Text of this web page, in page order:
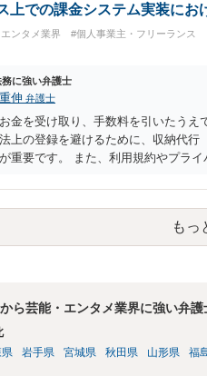
書館の職務に従事する職員」と位
当たりません。 したがって、本件展
と考えられます。 ただし、繰り返し
実的にはほぼないため、今後も裁判
ついて司法の判断が下されることが
上での課金システム実装にお
ンタメ業界 #個人事業主・フリーランス
に強い弁護士
伸 弁護士
金を受け取り、手数料を引いたう
上の登録を避けるために、収納代
重要です。 また、利用規約やプラ
わいせつ物頒布罪等による処罰を
も必要になる可能性があります。
だと思いますが、網羅的なチェックは
もっ
ら芸能・エンタメ業界に強い弁護
岩手県 宮城県 秋田県 山形県 福